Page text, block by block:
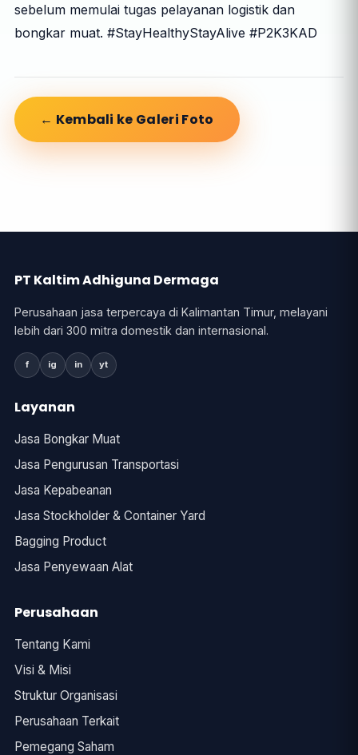
sebelum memulai tugas pelayanan logistik dan
bongkar muat. #StayHealthyStayAlive #P2K3KAD
← Kembali ke Galeri Foto
PT Kaltim Adhiguna Dermaga
Perusahaan jasa terpercaya di Kalimantan Timur, melayani
lebih dari 300 mitra domestik dan internasional.
f ig in yt
Layanan
Jasa Bongkar Muat
Jasa Pengurusan Transportasi
Jasa Kepabeanan
Jasa Stockholder & Container Yard
Bagging Product
Jasa Penyewaan Alat
Perusahaan
Tentang Kami
Visi & Misi
Struktur Organisasi
Perusahaan Terkait
Pemegang Saham